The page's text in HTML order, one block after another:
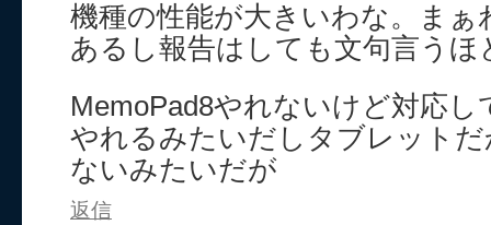
機種の性能が大きいわな。ま
あるし報告はしても文句言うほ
MemoPad8やれないけど対応
やれるみたいだしタブレット
ないみたいだが
返信